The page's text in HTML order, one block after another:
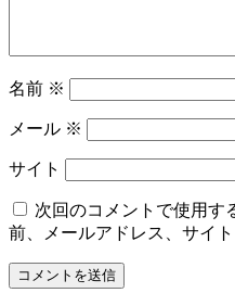
名前 ※
メール ※
サイト
次回のコメントで使用す
前、メールアドレス、サイト